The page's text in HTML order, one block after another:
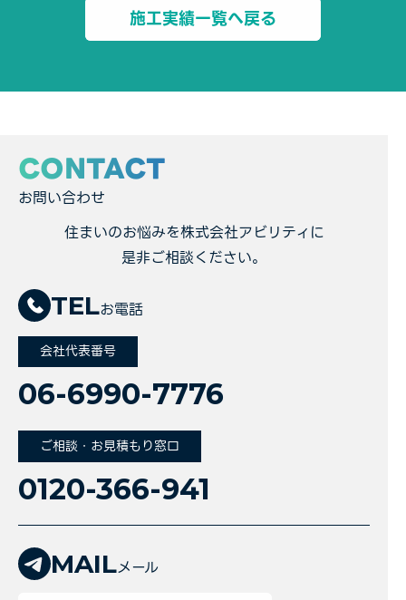
施工実績一覧へ戻る
CONTACT
お問い合わせ
住まいのお悩みを株式会社アビリティに
是非ご相談ください。
TELお電話
会社代表番号
06-6990-7776
ご相談・お見積もり窓口
0120-366-941
MAILメール